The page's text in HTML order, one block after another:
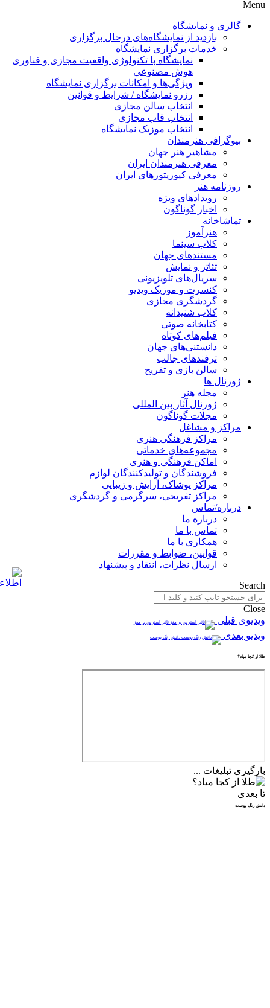
Menu
گالری و نمایشگاه
بازدید از نمایشگاه‌های درحال برگزاری
خدمات برگزاری نمایشگاه
نمایشگاه با تکنولوژی واقعیت مجازی و فناوری
هوش مصنوعی
ویژگی‌ها و امکانات برگزاری نمایشگاه
رزرو نمایشگاه / شرایط و قوانین
انتخاب سالن مجازی
انتخاب قاب مجازی
انتخاب موزیک نمایشگاه
بیوگرافی هنرمندان
مشاهیر هنر جهان
معرفی هنرمندان ایران
معرفی کیوریتورهای ایران
روزنامه هنر
رویدادهای ویژه
اخبار گوناگون
تماشاخانه
هنرآموز
کلاب سینما
مستندهای جهان
تئاتر و نمایش
سریال‌های تلویزیونی
کنسرت و موزیک ویدیو
گردشگری مجازی
کلاب شنیدانه
کتابخانه صوتی
فیلم‌های کوتاه
دانستنی‌های جهان
ترفندهای جالب
سالن بازی و تفریح
ژورنال ها
مجله هنر
ژورنال آثار بین المللی
مجلات گوناگون
مراکز و مشاغل
مراکز فرهنگی هنری
مجموعه‌های خدماتی
اماکن فرهنگی و هنری
فروشندگان و تولیدکنندگان لوازم
مراکز پوشاک، آرایش و زیبایی
مراکز تفریحی، سرگرمی و گردشگری
درباره/تماس
درباره ما
تماس با ما
همکاری با ما
قوانین، ضوابط و مقررات
ارسال نظرات، انتقاد و پیشنهاد
Search
Close
ویدیوی قبلی
تاثیر استرس بر مغز
ویدیو بعدی دانش رنگ پوست
طلا از کجا میاد؟
بارگیری تبلیغات ...
تا بعدی
دانش رنگ پوست